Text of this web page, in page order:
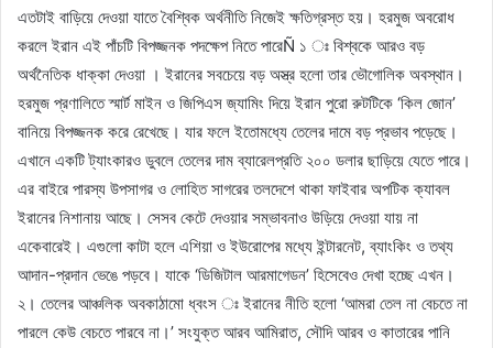
এতটাই বাড়িয়ে দেওয়া যাতে বৈশ্বিক অর্থনীতি নিজেই ক্ষতিগ্রস্ত হয়। হরমুজ অবরোধ
করলে ইরান এই পাঁচটি বিপজ্জনক পদক্ষেপ নিতে পারেÑ ১ ঃ বিশ্বকে আরও বড়
অর্থনৈতিক ধাক্কা দেওয়া । ইরানের সবচেয়ে বড় অস্ত্র হলো তার ভৌগোলিক অবস্থান।
হরমুজ প্রণালিতে স্মার্ট মাইন ও জিপিএস জ্যামিং দিয়ে ইরান পুরো রুটটিকে ‘কিল জোন’
বানিয়ে বিপজ্জনক করে রেখেছে। যার ফলে ইতোমধ্যে তেলের দামে বড় প্রভাব পড়েছে।
এখানে একটি ট্যাংকারও ডুবলে তেলের দাম ব্যারেলপ্রতি ২০০ ডলার ছাড়িয়ে যেতে পারে।
এর বাইরে পারস্য উপসাগর ও লোহিত সাগরের তলদেশে থাকা ফাইবার অপটিক ক্যাবল
ইরানের নিশানায় আছে। সেসব কেটে দেওয়ার সম্ভাবনাও উড়িয়ে দেওয়া যায় না
একেবারেই। এগুলো কাটা হলে এশিয়া ও ইউরোপের মধ্যে ইন্টারনেট, ব্যাংকিং ও তথ্য
আদান-প্রদান ভেঙে পড়বে। যাকে ‘ডিজিটাল আরমাগেডন’ হিসেবেও দেখা হচ্ছে এখন।
২। তেলের আঞ্চলিক অবকাঠামো ধ্বংস ঃ ইরানের নীতি হলো ‘আমরা তেল না বেচতে না
পারলে কেউ বেচতে পারবে না।’ সংযুক্ত আরব আমিরাত, সৌদি আরব ও কাতারের পানি